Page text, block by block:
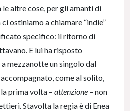
altre cose, per gli amanti di
ostiniamo a chiamare “indie”
specifico: il ritorno di
E lui ha risposto
mezzanotte un singolo dal
accompagnato, come al solito,
prima volta – attenzione – non
Stavolta la regia è di Enea